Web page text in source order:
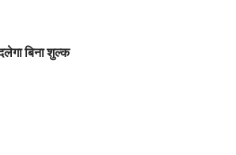
बिना शुल्क